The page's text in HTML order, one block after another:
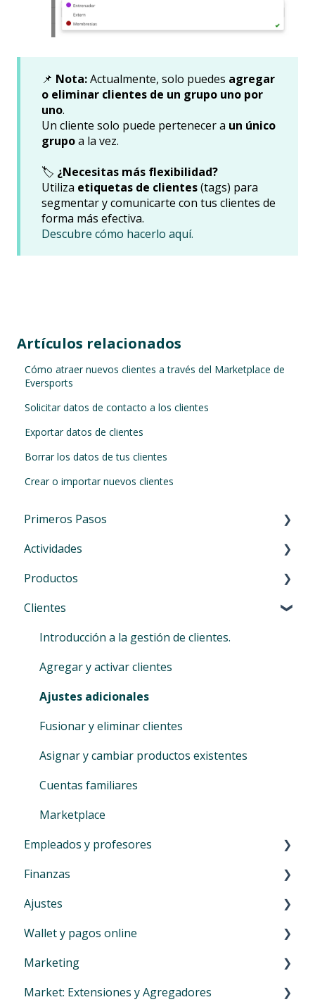
📌 Nota:Actualmente, solo puedes agregar
o eliminar clientes de un grupo uno por
uno.
Un cliente solo puede pertenecer a un único
grupoa la vez.
🏷️ ¿Necesitas más flexibilidad?
Utiliza etiquetas de clientes(tags) para
segmentar y comunicarte con tus clientes de
forma más efectiva.
Descubre cómo hacerlo aquí.
Artículos relacionados
Cómo atraer nuevos clientes a través del Marketplace de
Eversports
Solicitar datos de contacto a los clientes
Exportar datos de clientes
Borrar los datos de tus clientes
Crear o importar nuevos clientes
Primeros Pasos
Primeros Pasos
Navegación en el manager
Doble autenticación (MFA)
Usar Eversports Manager desde tu teléfono
Primera información para tus clientes
Cambio a Eversports
Actividades
Introducción - Activitades
Clases y entrenamientos
Cursos, talleres, eventos, etc.
Sesiones privadas
Sign-In
Consejos para tus actividades
Productos
Introducción
Servicios: Bonos y abonos temporales
Membresías
Artículos
Artículo
Tips and tricks
Clientes
Introducción a la gestión de clientes.
Agregar y activar clientes
Ajustes adicionales
Fusionar y eliminar clientes
Asignar y cambiar productos existentes
Cuentas familiares
Marketplace
Empleados y profesores
Crear profesores y empleados
Primeros pasos para profesores y empleados
maestros de nómina
Finanzas
Introducción menú Finanzas
Resumen Facturas
Vender
Libro de caja
Ajustes
Perfil
Widgets (Nuevo)
Cambiar del widget antiguo al nuevo
Wallet y pagos online
Menú Resumen Facturación
Pagos en línea (Wallet Eversports)
Marketing
Comunicación general
Market: Extensiones y Agregadores